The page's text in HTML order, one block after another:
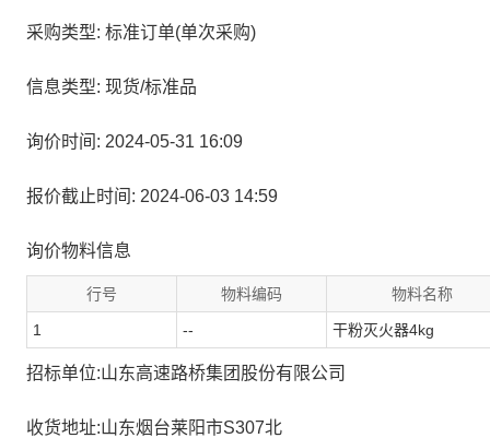
采购类型: 标准订单(单次采购)
信息类型: 现货/标准品
询价时间: 2024-05-31 16:09
报价截止时间: 2024-06-03 14:59
询价物料信息
行号 物料编码 物料名称
1 -- 干粉灭火器4kg
招标单位:山东高速路桥集团股份有限公司
收货地址:山东烟台莱阳市S307北